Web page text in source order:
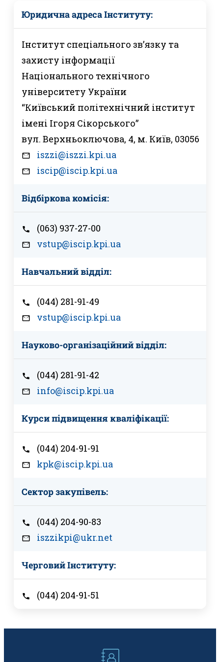
Юридична адреса Інституту:
Інститут спеціального зв’язку та
захисту інформації
Національного технічного
університету України
“Київський політехнічний інститут
імені Ігоря Сікорського”
вул. Верхньоключова, 4, м. Київ, 03056
iszzi@iszzi.kpi.ua
iscip@iscip.kpi.ua
Відбіркова комісія:
(063) 937-27-00
vstup@iscip.kpi.ua
Навчальний відділ:
(044) 281-91-49
vstup@iscip.kpi.ua
Науково-організаційний відділ:
(044) 281-91-42
info@iscip.kpi.ua
Курси підвищення кваліфікації:
(044) 204-91-91
kpk@iscip.kpi.ua
Сектор закупівель:
(044) 204-90-83
iszzikpi@ukr.net
Черговий Інституту:
(044) 204-91-51